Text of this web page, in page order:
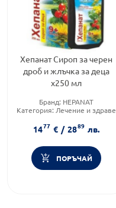
Хепанат Сироп за черен
дроб и жлъчка за деца
x250 мл
Бранд: HEPANAT
Категория: Лечение и здраве
1477 € / 2889 лв.
ПОРЪЧАЙ